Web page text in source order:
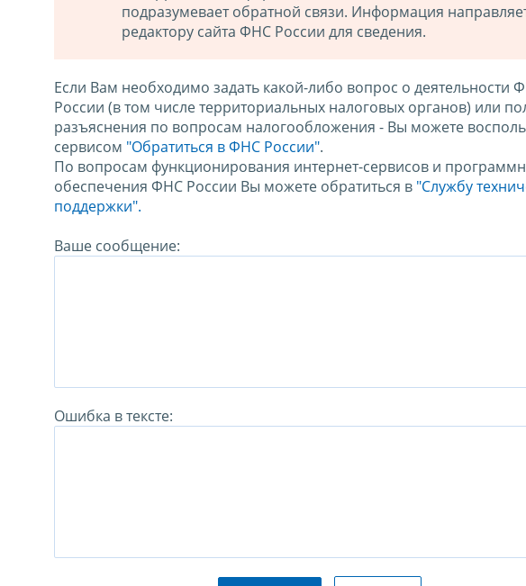
подразумевает обратной связи. Информация
редактору сайта ФНС России для сведения.
Если Вам необходимо задать какой-либо вопрос о деятельности
России (в том числе территориальных налоговых органов) или
разъяснения по вопросам налогообложения - Вы можете
сервисом "Обратиться в ФНС России".
По вопросам функционирования интернет-сервисов и
обеспечения ФНС России Вы можете обратиться в "Службу
поддержки".
Ваше сообщение:
Ошибка в тексте: